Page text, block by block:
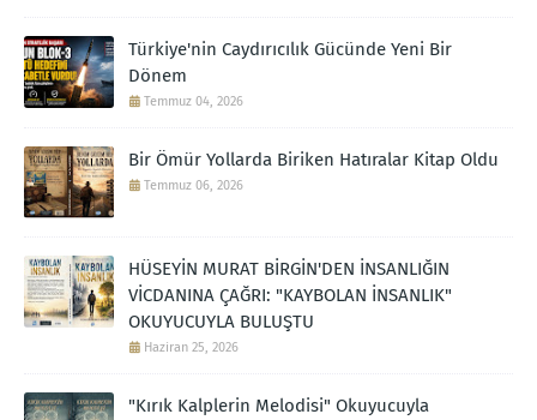
Türkiye'nin Caydırıcılık Gücünde Yeni Bir
Dönem
Temmuz 04, 2026
Bir Ömür Yollarda Biriken Hatıralar Kitap Oldu
Temmuz 06, 2026
HÜSEYİN MURAT BİRGİN'DEN İNSANLIĞIN
VİCDANINA ÇAĞRI: "KAYBOLAN İNSANLIK"
OKUYUCUYLA BULUŞTU
Haziran 25, 2026
"Kırık Kalplerin Melodisi" Okuyucuyla